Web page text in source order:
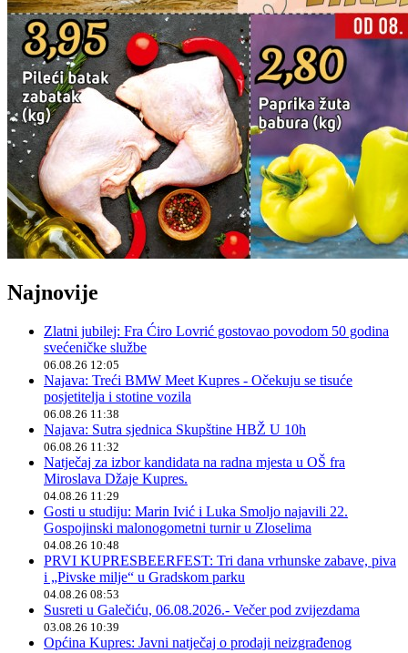
Najnovije
Zlatni jubilej: Fra Ćiro Lovrić gostovao povodom 50 godina
svećeničke službe
06.08.26 12:05
Najava: Treći BMW Meet Kupres - Očekuju se tisuće
posjetitelja i stotine vozila
06.08.26 11:38
Najava: Sutra sjednica Skupštine HBŽ U 10h
06.08.26 11:32
Natječaj za izbor kandidata na radna mjesta u OŠ fra
Miroslava Džaje Kupres.
04.08.26 11:29
Gosti u studiju: Marin Ivić i Luka Smoljo najavili 22.
Gospojinski malonogometni turnir u Zloselima
04.08.26 10:48
PRVI KUPRESBEERFEST: Tri dana vrhunske zabave, piva
i „Pivske milje“ u Gradskom parku
04.08.26 08:53
Susreti u Galečiću, 06.08.2026.- Večer pod zvijezdama
03.08.26 10:39
Općina Kupres: Javni natječaj o prodaji neizgrađenog